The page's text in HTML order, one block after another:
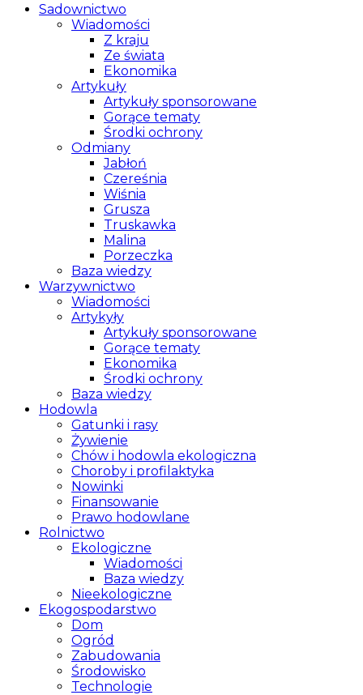
Sadownictwo
Wiadomości
Z kraju
Ze świata
Ekonomika
Artykuły
Artykuły sponsorowane
Gorące tematy
Środki ochrony
Odmiany
Jabłoń
Czereśnia
Wiśnia
Grusza
Truskawka
Malina
Porzeczka
Baza wiedzy
Warzywnictwo
Wiadomości
Artykyły
Artykuły sponsorowane
Gorące tematy
Ekonomika
Środki ochrony
Baza wiedzy
Hodowla
Gatunki i rasy
Żywienie
Chów i hodowla ekologiczna
Choroby i profilaktyka
Nowinki
Finansowanie
Prawo hodowlane
Rolnictwo
Ekologiczne
Wiadomości
Baza wiedzy
Nieekologiczne
Ekogospodarstwo
Dom
Ogród
Zabudowania
Środowisko
Technologie